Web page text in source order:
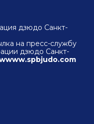
дзюдо Санкт-
на пресс-службу
дзюдо Санкт-